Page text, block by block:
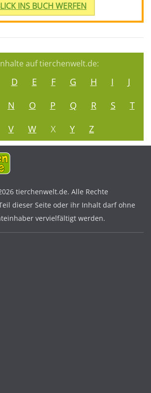
INS BUCH WERFEN
auf tierchenwelt.de:
D E F G H I
J
N O P Q R S
T
V W X Y Z
tierchenwelt.de. Alle Rechte
dieser Seite oder ihr Inhalt darf ohne
vervielfältigt werden.